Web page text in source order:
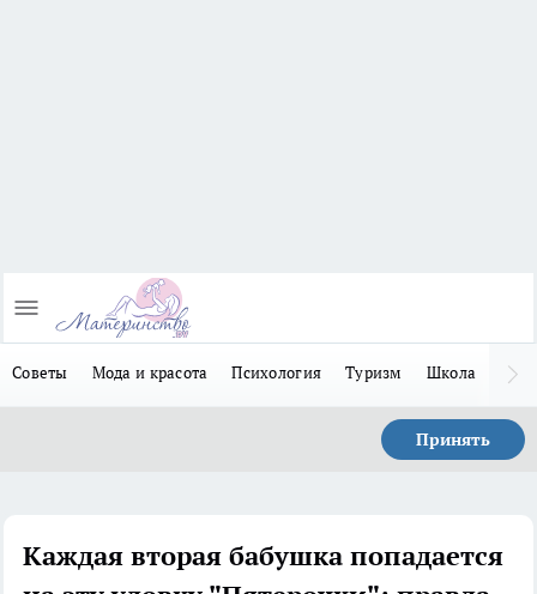
Советы Мода и красота Психология Туризм Школа
Принять
Каждая вторая бабушка попадается